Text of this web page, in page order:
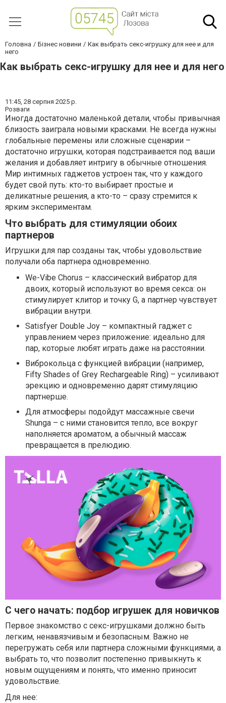
Головна Бізнес новини
Как выбрать секс-игрушку для нее и для
него
Как выбрать секс-игрушку для нее и для него
11:45, 28 серпня 2025 р.
Розваги
Иногда достаточно маленькой детали, чтобы привычная
близость заиграла новыми красками. Не всегда нужны
глобальные перемены или сложные сценарии –
достаточно игрушки, которая подстраивается под ваши
желания и добавляет интригу в обычные отношения.
Мир интимных гаджетов устроен так, что у каждого
будет свой путь: кто-то выбирает простые и
деликатные решения, а кто-то – сразу стремится к
ярким экспериментам.
Что выбрать для стимуляции обоих
партнеров
Игрушки для пар созданы так, чтобы удовольствие
получали оба партнера одновременно.
We-Vibe Chorus – классический вибратор для
двоих, который используют во время секса: он
стимулирует клитор и точку G, а партнер чувствует
вибрации внутри.
Satisfyer Double Joy – компактный гаджет с
управлением через приложение: идеально для
пар, которые любят играть даже на расстоянии.
Виброкольца с функцией вибрации (например,
Fifty Shades of Grey Rechargeable Ring) – усиливают
эрекцию и одновременно дарят стимуляцию
партнерше.
Для атмосферы подойдут массажные свечи
Shunga – с ними становится тепло, все вокруг
наполняется ароматом, а обычный массаж
превращается в прелюдию.
С чего начать: подбор игрушек для новичков
Первое знакомство с секс-игрушками должно быть
легким, ненавязчивым и безопасным. Важно не
перегружать себя или партнера сложными функциями, а
выбрать то, что позволит постепенно привыкнуть к
новым ощущениям и понять, что именно приносит
удовольствие.
Для нее: